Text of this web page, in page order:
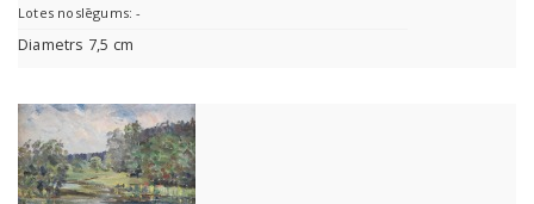
Lotes noslēgums: -
Diametrs 7,5 cm